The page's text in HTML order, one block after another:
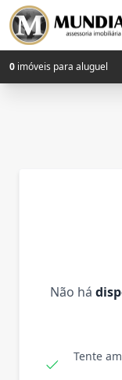
0 imóveis para aluguel
Não há
Tente